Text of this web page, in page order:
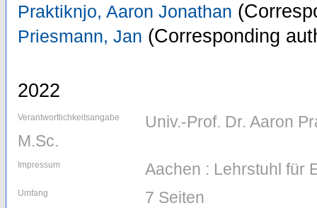
Praktiknjo, Aaron Jonathan
Priesmann, Jan (Corresponding
2022
Verantwortlichkeitsangabe
Univ.-Prof. Dr. Aaron
M.Sc.
Impressum Aachen : Lehrstuhl für
Umfang 7 Seiten